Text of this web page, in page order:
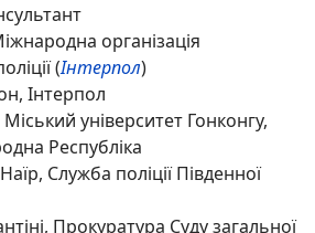
організація
(Інтерпол)
Інтерпол
університет Гонконгу,
Республіка
Служба поліції Південної
Прокуратура Суду загальної